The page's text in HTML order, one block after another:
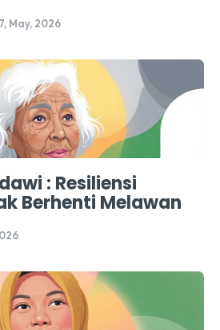
May, 2026
: Resiliensi
Berhenti Melawan